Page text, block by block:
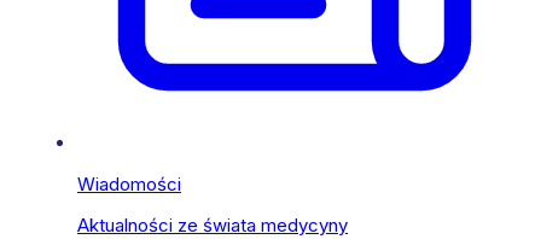
Wiadomości
Aktualności ze świata medycyny